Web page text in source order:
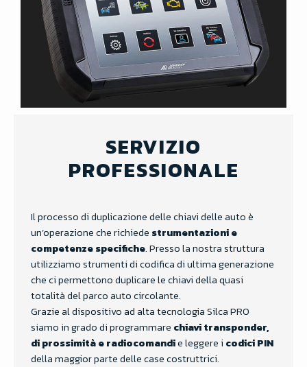
SERVIZIO
PROFESSIONALE
Il processo di duplicazione delle chiavi delle auto è
un’operazione che richiede strumentazioni e
competenze specifiche. Presso la nostra struttura
utilizziamo strumenti di codifica di ultima generazione
che ci permettono duplicare le chiavi della quasi
totalità del parco auto circolante.
Grazie al dispositivo ad alta tecnologia Silca PRO
siamo in grado di programmare chiavi transponder,
di prossimità e radiocomandie leggere i codici PIN
della maggior parte delle case costruttrici.